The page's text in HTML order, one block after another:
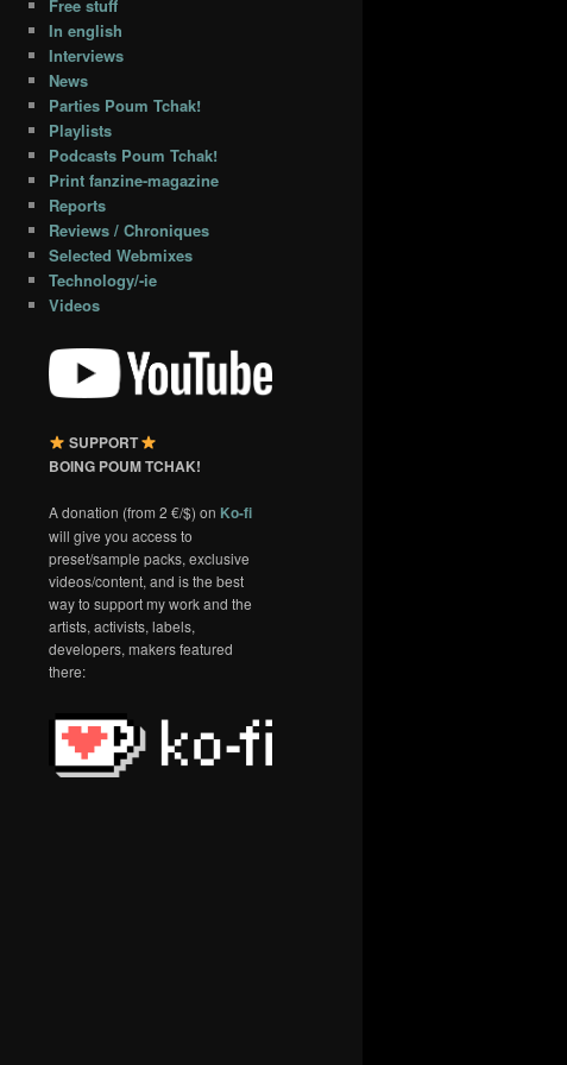
Free stuff
In english
Interviews
News
Parties Poum Tchak!
Playlists
Podcasts Poum Tchak!
Print fanzine-magazine
Reports
Reviews / Chroniques
Selected Webmixes
Technology/-ie
Videos
SUPPORT
BOING POUM TCHAK!
A donation (from 2 €/$) on Ko-fi
will give you access to
preset/sample packs, exclusive
videos/content, and is the best
way to support my work and the
artists, activists, labels,
developers, makers featured
there: